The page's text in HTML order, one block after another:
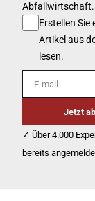
Abfallwirtschaft.
Erstellen Sie
Artikel aus
lesen.
E-mail
Jetzt
✓ Über 4.000
bereits